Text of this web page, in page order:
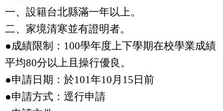
一、 設籍台北縣滿一年以上。
二、 家境清寒並有證明者。
●成績限制：100學年度 上下學期在校學業成績
平均80分以上且操行優良。
●申請日期：於101年10 月 15 日前
●申請方式：逕行申請